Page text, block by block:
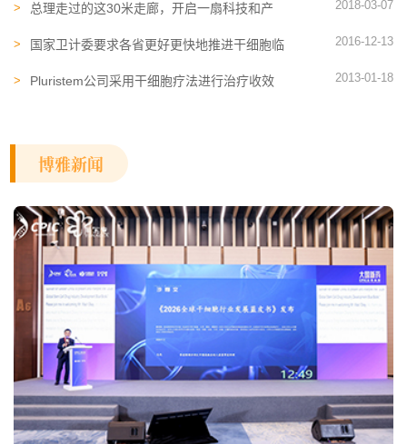
总理走过的这30米走廊，开启一扇科技和产
2018-03-07
国家卫计委要求各省更好更快地推进干细胞临
2016-12-13
Pluristem公司采用干细胞疗法进行治疗收效
2013-01-18
博雅新闻